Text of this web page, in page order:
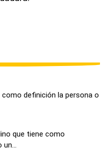
definición la persona o
que tiene como